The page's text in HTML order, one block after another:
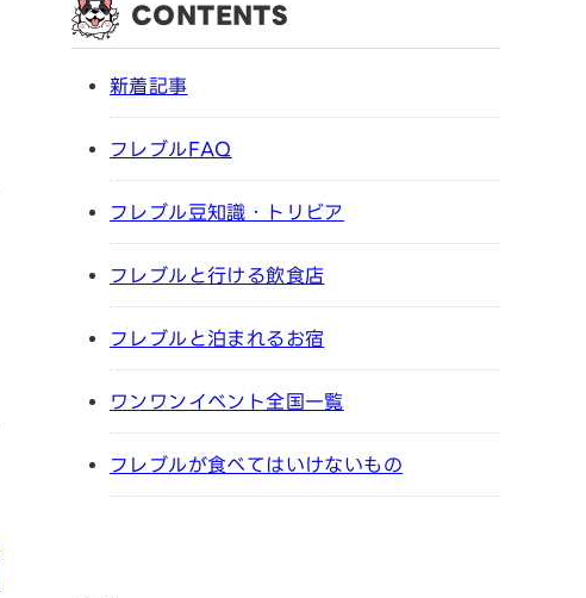
CONTENTS
新着記事
フレブルFAQ
フレブル豆知識・トリビア
フレブルと行ける飲食店
フレブルと泊まれるお宿
ワンワンイベント全国一覧
フレブルが食べてはいけないもの